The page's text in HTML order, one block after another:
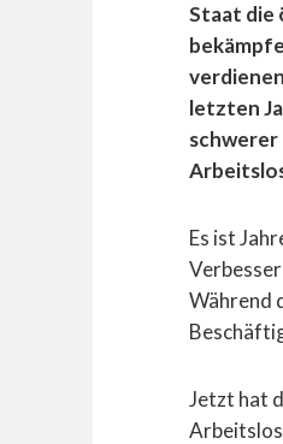
Staat die
letzten
Es ist
Während
Jetzt hat